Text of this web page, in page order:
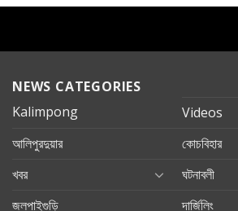
NEWS CATEGORIES
Kalimpong
Videos
আলিপুরদুয়ার
কোচবিহার
খবর
ঘটনাবলী
জলপাইগুড়ি
দার্জিলিং